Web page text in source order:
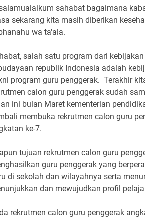
sahabat bagaimana
sekarang kita masih diberikan
wa ta'ala.
salah satu program dari
republik Indonesia adalah
program guru penggerak. Terakhir
calon guru penggerak sudah
ini bulan Maret kementerian
membuka rekrutmen calon guru
ke-7.
tujuan rekrutmen calon guru
guru penggerak yang
di sekolah dan wilayahnya serta
dan mewujudkan profil
rekrutmen calon guru penggerak